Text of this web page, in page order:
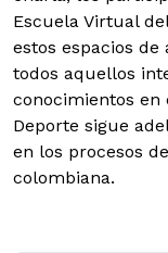
Escuela Virtual
estos espacios
todos aquellos
conocimientos en
Deporte sigue
en los procesos
colombiana.